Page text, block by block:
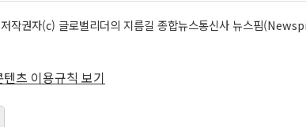
작권자(c) 글로벌리더의 지름길 종합뉴스통신사 뉴스핌
츠 이용규칙 보기